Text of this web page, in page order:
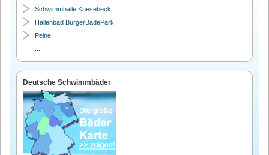
Schwimmhalle Knesebeck
Hallenbad BürgerBadePark
Peine
Deutsche Schwimmbäder